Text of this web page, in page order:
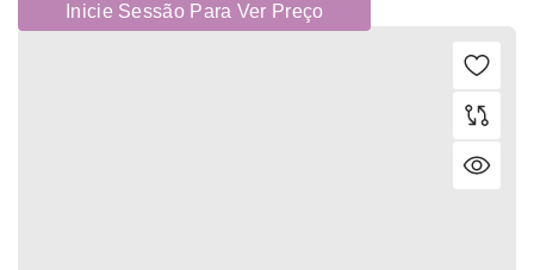
Inicie Sessão Para Ver Preço